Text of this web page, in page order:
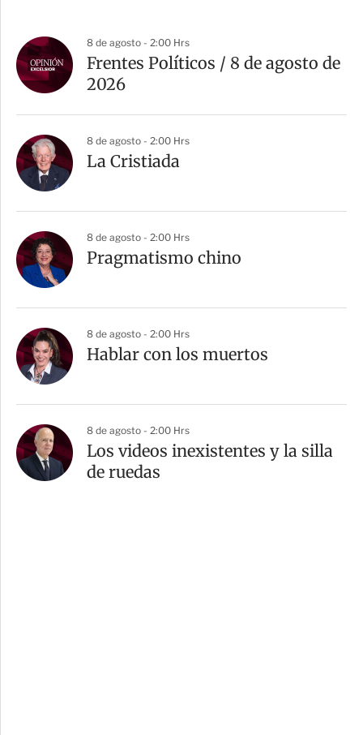
8 de agosto - 2:00 Hrs
Frentes Políticos / 8 de agosto de
2026
8 de agosto - 2:00 Hrs
La Cristiada
8 de agosto - 2:00 Hrs
Pragmatismo chino
8 de agosto - 2:00 Hrs
Hablar con los muertos
8 de agosto - 2:00 Hrs
Los videos inexistentes y la silla
de ruedas